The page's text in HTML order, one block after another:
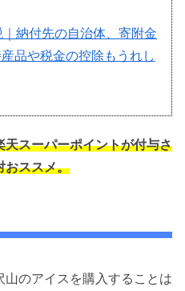
｜納付先の自治体、寄附金
品や税金の控除もうれし
スーパーポイントが付与さ
おススメ。
のアイスを購入することは